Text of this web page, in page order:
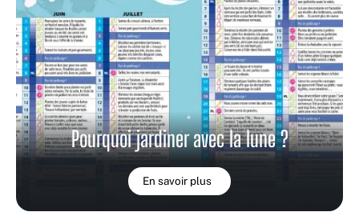
Pourquoi jardiner avec la lune ?
En savoir plus